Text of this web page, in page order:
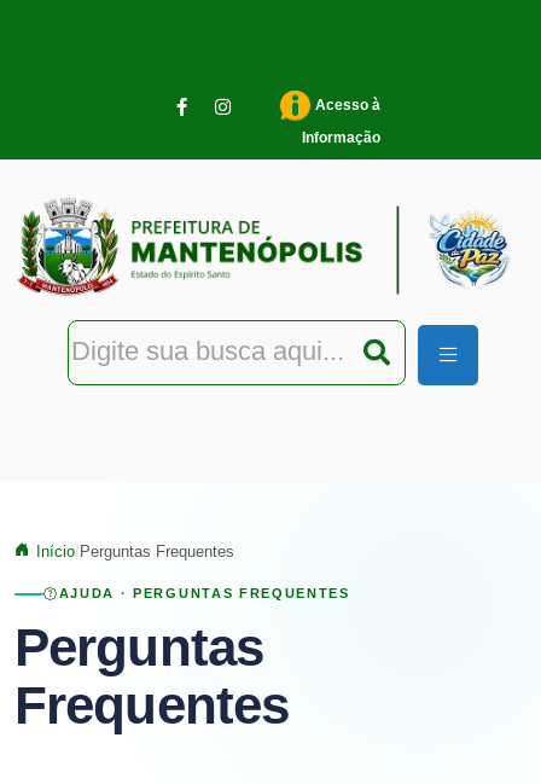
Acesso à
Informação
Início Perguntas Frequentes
AJUDA · PERGUNTAS FREQUENTES
Perguntas
Frequentes